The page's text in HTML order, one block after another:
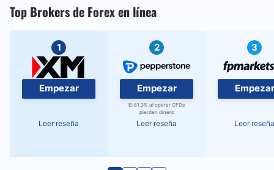
Top Brokers de Forex en línea
1
Empezar
Leer reseña
2
Empezar
El 81.3% al operar CFDs
pierden dinero
Leer reseña
3
Empezar
Leer reseña